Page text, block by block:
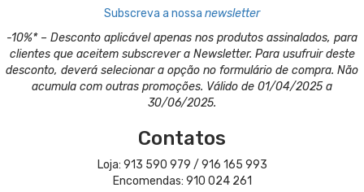
Subscreva a nossa newsletter
-10%* – Desconto aplicável apenas nos produtos assinalados, para
clientes que aceitem subscrever a Newsletter. Para usufruir deste
desconto, deverá selecionar a opção no formulário de compra. Não
acumula com outras promoções. Válido de 01/04/2025 a
30/06/2025.
Contatos
Loja: 913 590 979 / 916 165 993
Encomendas: 910 024 261